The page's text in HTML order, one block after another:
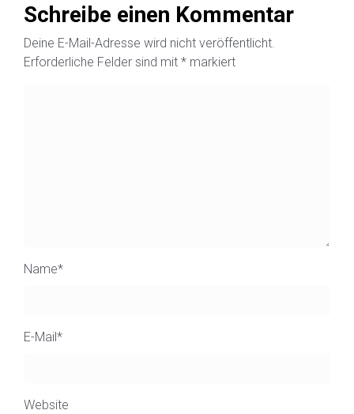
Schreibe einen Kommentar
Deine E-Mail-Adresse wird nicht veröffentlicht.
Erforderliche Felder sind mit * markiert
Name*
E-Mail*
Website